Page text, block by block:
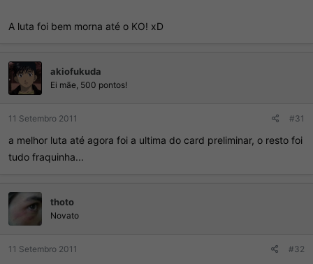
A luta foi bem morna até o KO! xD
akiofukuda
Ei mãe, 500 pontos!
11 Setembro 2011 #31
a melhor luta até agora foi a ultima do card preliminar, o resto foi
tudo fraquinha...
thoto
Novato
11 Setembro 2011 #32